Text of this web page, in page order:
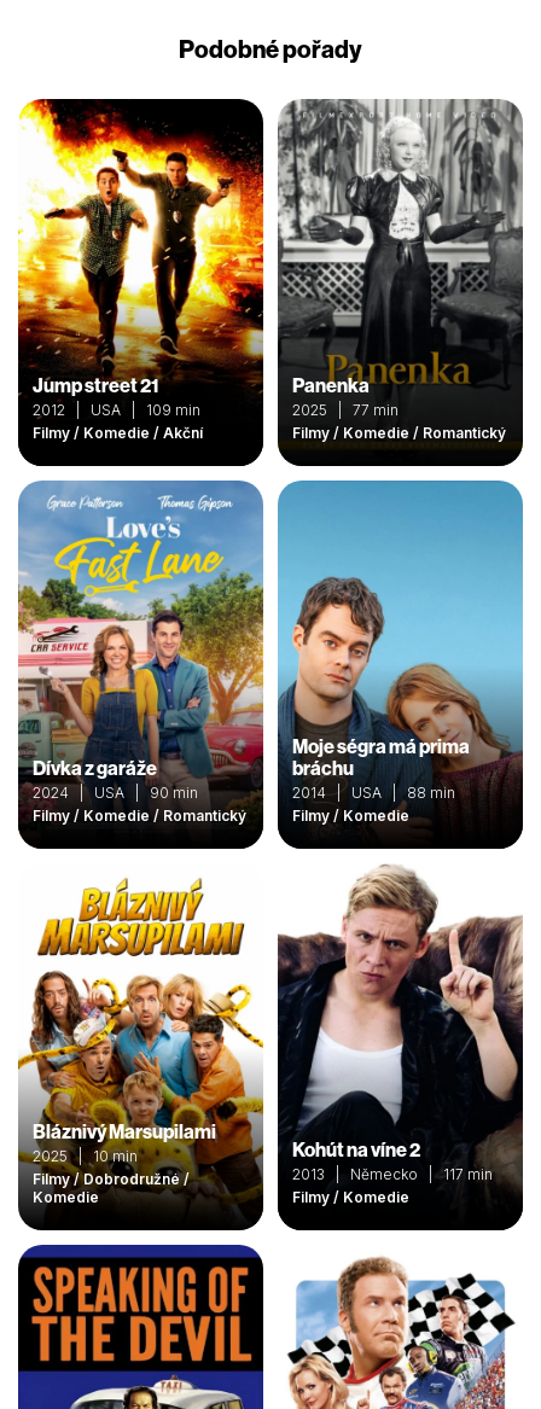
Podobné pořady
Jump street 21
2012 | USA | 109 min
Filmy / Komedie / Akční
Panenka
2025 | 77 min
Filmy / Komedie / Romantický
Dívka z garáže
2024 | USA | 90 min
Filmy / Komedie / Romantický
Moje ségra má prima
bráchu
2014 | USA | 88 min
Filmy / Komedie
Bláznivý Marsupilami
2025 | 10 min
Filmy / Dobrodružné /
Komedie
Kohút na víne 2
2013 | Německo | 117 min
Filmy / Komedie